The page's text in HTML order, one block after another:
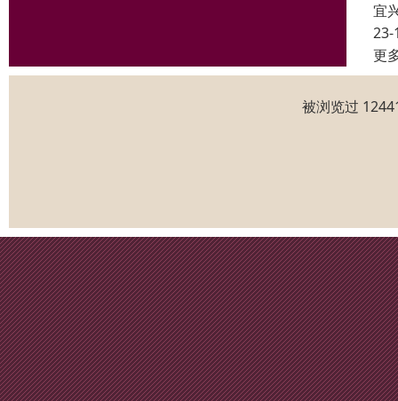
宜
23-
更
被浏览过